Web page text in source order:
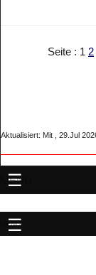
Seite : 1 2
Aktualisiert: Mit , 29.Jul
MENU
MENU